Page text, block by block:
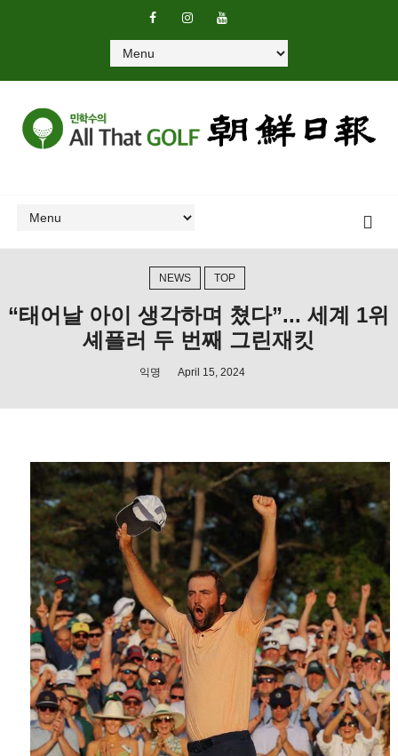
NEWS TOP
“태어날 아이 생각하며 쳤다”... 세계 1위
셰플러 두 번째 그린재킷
익명 April 15, 2024